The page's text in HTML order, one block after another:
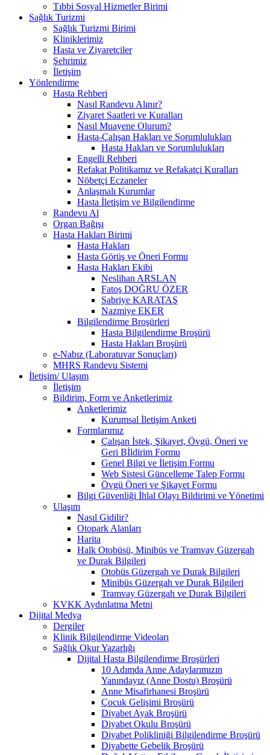
Tıbbi Sosyal Hizmetler Birimi
Sağlık Turizmi
Sağlık Turizmi Birimi
Kliniklerimiz
Hasta ve Ziyaretçiler
Şehrimiz
İletişim
Yönlendirme
Hasta Rehberi
Nasıl Randevu Alınır?
Ziyaret Saatleri ve Kuralları
Nasıl Muayene Olurum?
Hasta-Çalışan Hakları ve Sorumlulukları
Hasta Hakları ve Sorumlulukları
Engelli Rehberi
Refakat Politikamız ve Refakatçi Kuralları
Nöbetçi Eczaneler
Anlaşmalı Kurumlar
Hasta İletişim ve Bilgilendirme
Randevu Al
Organ Bağışı
Hasta Hakları Birimi
Hasta Hakları
Hasta Görüş ve Öneri Formu
Hasta Hakları Ekibi
Neslihan ARSLAN
Fatoş DOĞRU ÖZER
Sabriye KARATAŞ
Nazmiye EKER
Bilgilendirme Broşürleri
Hasta Bilgilendirme Broşürü
Hasta Hakları Broşürü
e-Nabız (Laboratuvar Sonuçları)
MHRS Randevu Sistemi
İletişim/ Ulaşım
İletişim
Bildirim, Form ve Anketlerimiz
Anketlerimiz
Kurumsal İletişim Anketi
Formlarımız
Çalışan İstek, Şikayet, Övgü, Öneri ve
Geri Bİldirim Formu
Genel Bilgi ve İletişim Formu
Web Sistesi Güncelleme Talep Formu
Övgü Öneri ve Şikayet Formu
Bilgi Güvenliği İhlal Olayı Bildirimi ve Yönetimi
Ulaşım
Nasıl Gidilir?
Otopark Alanları
Harita
Halk Otobüsü, Minibüs ve Tramvay Güzergah
ve Durak Bilgileri
Otobüs Güzergah ve Durak Bilgileri
Minibüs Güzergah ve Durak Bilgileri
Tramvay Güzergah ve Durak Bilgileri
KVKK Aydınlatma Metni
Dijital Medya
Dergiler
Klinik Bilgilendirme Videoları
Sağlık Okur Yazarlığı
Dijital Hasta Bilgilendirme Broşürleri
10 Adımda Anne Adaylarımızın
Yanındayız (Anne Dostu) Broşürü
Anne Misafirhanesi Broşürü
Çocuk Gelişimi Broşürü
Diyabet Ayak Broşürü
Diyabet Okulu Broşürü
Diyabet Polikliniği Bilgilendirme Broşürü
Diyabette Gebelik Broşürü